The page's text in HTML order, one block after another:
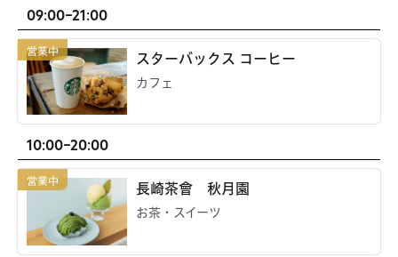
09:00-21:00
スターバックス コーヒー
カフェ
10:00-20:00
長崎茶會 秋月園
お茶・スイーツ